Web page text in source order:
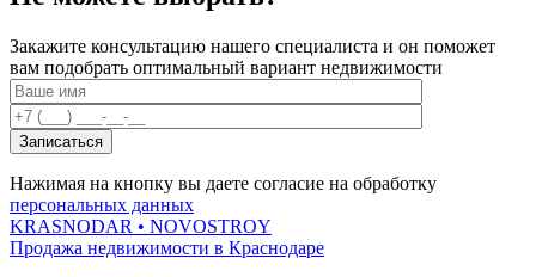
Закажите консультацию нашего специалиста и он поможет
вам подобрать оптимальный вариант недвижимости
Нажимая на кнопку вы даете согласие на обработку
персональных данных
KRASNODAR • NOVOSTROY
Продажа недвижимости в Краснодаре